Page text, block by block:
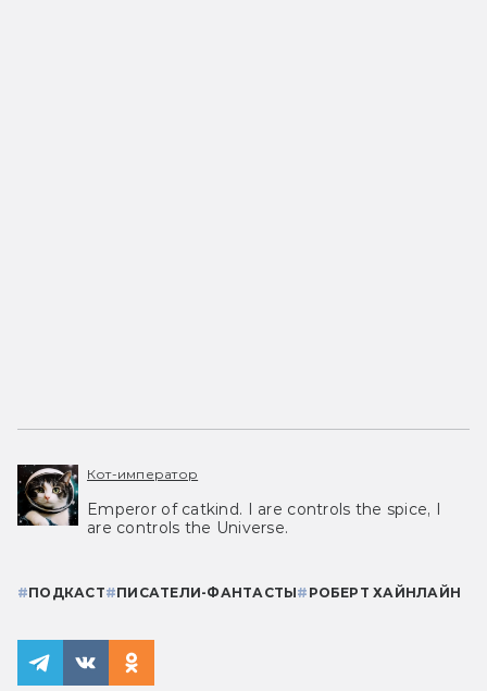
Кот-император
Emperor of catkind. I are controls the spice, I
are controls the Universe.
#ПОДКАСТ#ПИСАТЕЛИ-ФАНТАСТЫ# РОБЕРТ ХАЙНЛАЙН